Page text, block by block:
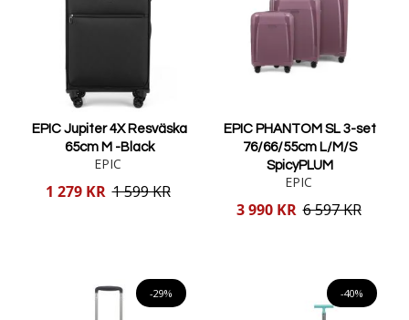
EPIC Jupiter 4X Resväska
65cm M -Black
EPIC
Reducerat
1 279 KR 1 599 KR
EPIC PHANTOM SL 3-set
76/66/55cm L/M/S
SpicyPLUM
EPIC
Reducerat
3 990 KR 6 597 KR
-29% -40%